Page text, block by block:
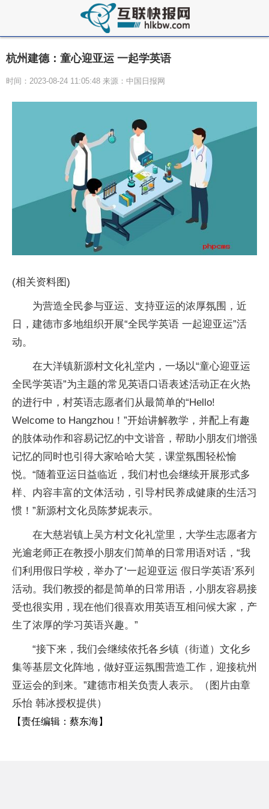
杭州建德：童心迎亚运 一起学英语
时间：2023-08-24 11:05:48 来源：中国日报网
(相关资料图)
为营造全民参与亚运、支持亚运的浓厚氛围，近
日，建德市多地组织开展“全民学英语 一起迎亚运”活
动。
在大洋镇新源村文化礼堂内，一场以“童心迎亚运
全民学英语”为主题的常见英语口语表述活动正在火热
的进行中，村英语志愿者们从最简单的“Hello!
Welcome to Hangzhou！”开始讲解教学，并配上有趣
的肢体动作和容易记忆的中文谐音，帮助小朋友们增强
记忆的同时也引得大家哈哈大笑，课堂氛围轻松愉
悦。“随着亚运日益临近，我们村也会继续开展形式多
样、内容丰富的文体活动，引导村民养成健康的生活习
惯！”新源村文化员陈梦妮表示。
在大慈岩镇上吴方村文化礼堂里，大学生志愿者方
光逾老师正在教授小朋友们简单的日常用语对话，“我
们利用假日学校，举办了‘一起迎亚运 假日学英语’系列
活动。我们教授的都是简单的日常用语，小朋友容易接
受也很实用，现在他们很喜欢用英语互相问候大家，产
生了浓厚的学习英语兴趣。”
“接下来，我们会继续依托各乡镇（街道）文化乡
集等基层文化阵地，做好亚运氛围营造工作，迎接杭州
亚运会的到来。”建德市相关负责人表示。（图片由章
乐怡 韩冰授权提供）
【责任编辑：蔡东海】